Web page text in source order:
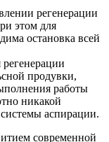
регенерации
этом для
остановка всей
продувки,
работы
никакой
аспирации.
современной